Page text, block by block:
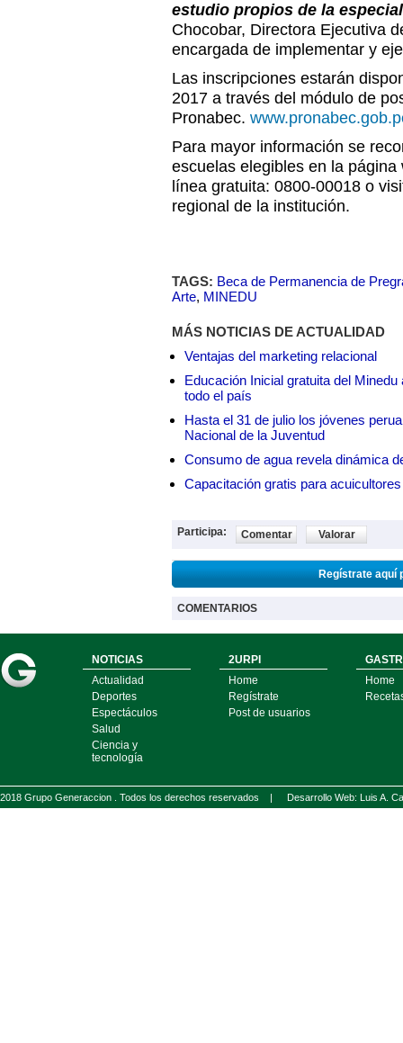
estudio propios de la
Chocobar, Directora Ejecutiva
encargada de implementar y
Las inscripciones estarán
2017 a través del módulo de
Pronabec.
Para mayor información se
escuelas elegibles en la
línea gratuita: 0800-00018 o
regional de la institución.
TAGS: Beca de Permanencia de
Arte, MINEDU
MÁS NOTICIAS DE ACTUALIDAD
Ventajas del marketing relacional
Educación Inicial gratuita del
todo el país
Hasta el 31 de julio los jóvenes
Nacional de la Juventud
Consumo de agua revela dinámica
Capacitación gratis para
Participa: Comentar Valorar
Regístrate aquí
COMENTARIOS
NOTICIAS
Actualidad
Deportes
Espectáculos
Salud
Ciencia y
tecnología
2URPI
Home
Regístrate
Post de usuarios
Home
2018 Grupo Generaccion . Todos los derechos reservados | Desarrollo Web: Luis